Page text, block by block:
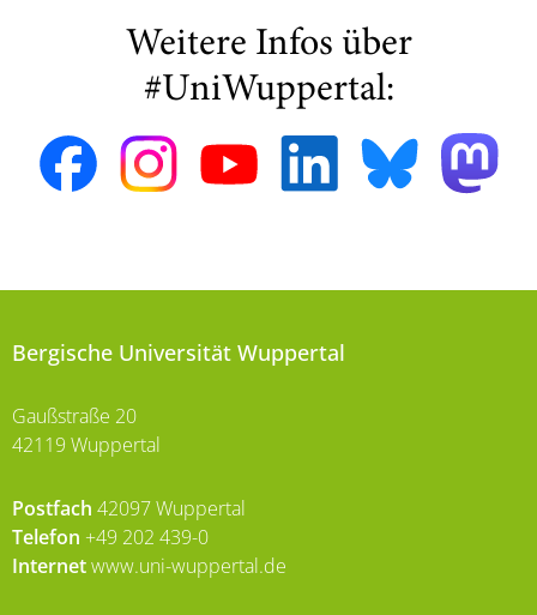
Weitere Infos über
#UniWuppertal:
Bergische Universität Wuppertal
Gaußstraße 20
42119 Wuppertal
Postfach 42097 Wuppertal
Telefon +49 202 439-0
Internetwww.uni-wuppertal.de